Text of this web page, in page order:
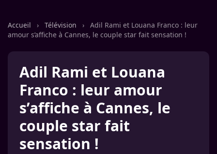
Accueil › Télévision ›
Adil Rami et Louana Franco : leur
amour s’affiche à Cannes, le couple star fait sensation !
Adil Rami et Louana
Franco : leur amour
s’affiche à Cannes, le
couple star fait
sensation !